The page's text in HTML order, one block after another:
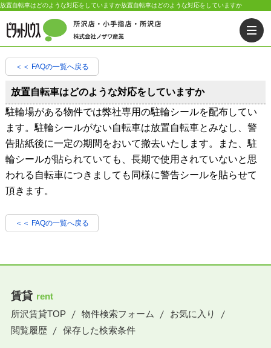
放置自転車はどのような対応をしていますか放置自転車はどのような対応をしていますか
＜＜ FAQの一覧へ戻る
放置自転車はどのような対応をしていますか
駐輪場がある物件では弊社専用の駐輪シールを配布してい
ます。駐輪シールがない自転車は放置自転車とみなし、警
告貼紙後に一定の期間をおいて撤去いたします。また、駐
輪シールが貼られていても、長期で使用されていないと思
われる自転車につきましても同様に警告シールを貼らせて
頂きます。
＜＜ FAQの一覧へ戻る
賃貸 rent
所沢賃貸TOP
物件検索フォーム
お気に入り
閲覧履歴
保存した検索条件